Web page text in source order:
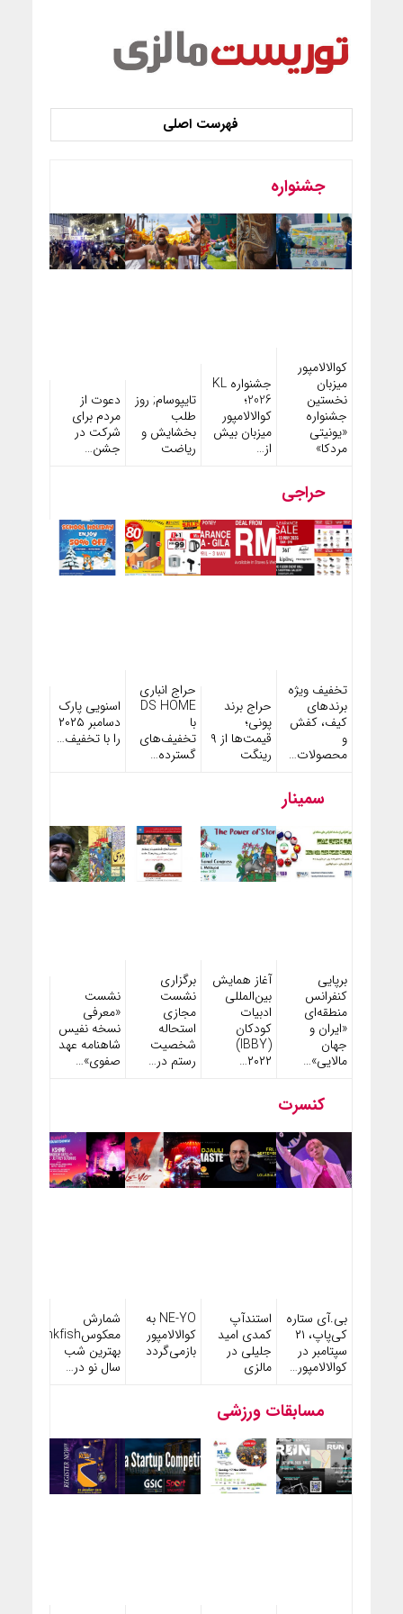
جشنواره
کوالالامپور
میزبان
نخستین
جشنواره
«یونیتی
مردکا»
جشنواره KL
2026؛
کوالالامپور
میزبان بیش
از…
تایپوسام; روز
طلب
بخشایش و
ریاضت
دعوت از
مردم برای
شرکت در
جشن…
حراجی
تخفیف ویژه
برندهای
کیف، کفش
و
محصولات…
حراج برند
پونی؛
قیمت‌ها از ۹
رینگت
حراج انباری
DS HOME
با
تخفیف‌های
گسترده…
اسنویی پارک
دسامبر ۲۰۲۵
را با تخفیف…
سمینار
برپایی
کنفرانس
منطقه‌ای
«ایران و
جهان
مالایی»…
آغاز همایش
بین‌المللی
ادبیات
کودکان
(IBBY)
۲۰۲۲…
برگزاری
نشست
مجازی
استحاله
شخصیت
رستم در…
نشست
«معرفی
نسخه نفیس
شاهنامه عهد
صفوی»…
کنسرت
بی.آی ستاره
کی‌پاپ، ۲۱
سپتامبر در
کوالالامپور…
استندآپ
کمدی امید
جلیلی در
مالزی
NE-YO به
کوالالامپور
بازمی‌گردد
شمارش
بهترین شب
سال نو در…
مسابقات ورزشی